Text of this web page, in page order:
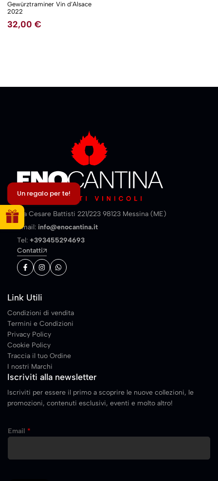
Gewürztraminer Vin d’Alsace
2022
32,00 €
Via Cesare Battisti 221/223 98123 Messina (ME)
Email: info@enocantina.it
Tel: +393455294693
Contatti
Link Utili
Condizioni di vendita
Termini e Condizioni
Privacy Policy
Cookie Policy
Traccia il tuo Ordine
I nostri Marchi
Iscriviti alla newsletter
Iscriviti per essere il primo a scoprire le nuove collezioni, le
promozioni, contenuti esclusivi, eventi e molto altro!
m
i
Email *
5NEW
Un regalo per te!